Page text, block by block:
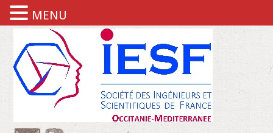
MENU